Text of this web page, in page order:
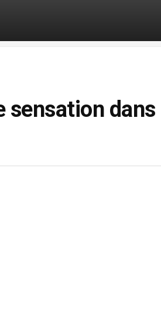
sensation dans